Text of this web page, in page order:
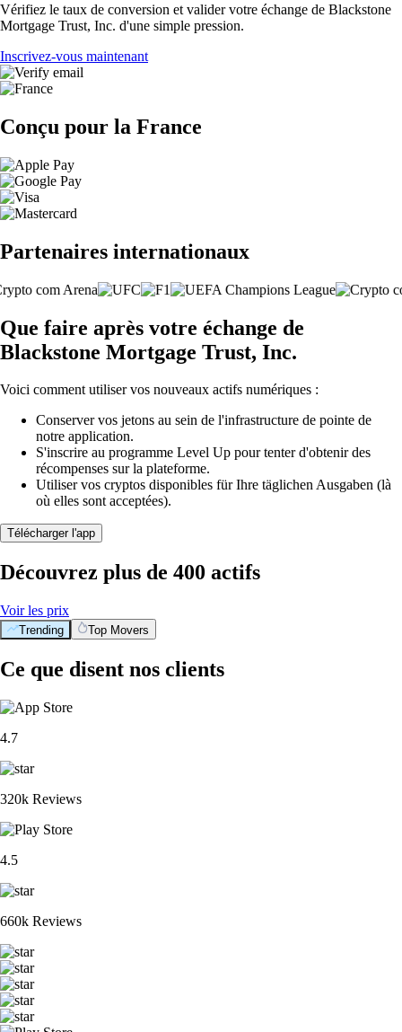
Vérifiez le taux de conversion et valider votre échange de Blackstone
Mortgage Trust, Inc. d'une simple pression.
Inscrivez-vous maintenant
Conçu pour la France
Partenaires internationaux
Que faire après votre échange de
Blackstone Mortgage Trust, Inc.
Voici comment utiliser vos nouveaux actifs numériques :
Conserver vos jetons au sein de l'infrastructure de pointe de
notre application.
S'inscrire au programme Level Up pour tenter d'obtenir des
récompenses sur la plateforme.
Utiliser vos cryptos disponibles für Ihre täglichen Ausgaben (là
où elles sont acceptées).
Télécharger l'app
Découvrez plus de 400 actifs
Voir les prix
Trending Top Movers
Ce que disent nos clients
4.7
320k Reviews
4.5
660k Reviews